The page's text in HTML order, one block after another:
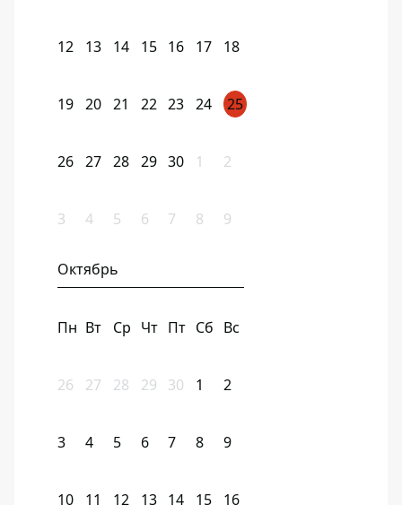
12 13 14 15 16 17 18
19 20 21 22 23 24 25
26 27 28 29 30 1 2
3 4 5 6 7 8 9
Октябрь
Пн Вт Ср Чт Пт Сб Вс
26 27 28 29 30 1 2
3 4 5 6 7 8 9
10 11 12 13 14 15 16